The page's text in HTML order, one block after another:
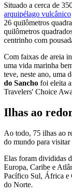
Situado a cerca de
arquipélago vulcânico
26 quilômetros
quilômetros
centrinho com
Com faixas de areia
uma vida marinha
teve, neste ano, uma
do Sancho foi eleita a
Travelers' Choice
Ilhas ao
Ao todo, 75 ilhas ao
do mundo para
Elas foram divididas
Europa, Caribe e
Pacífico Sul, África e
do Norte.